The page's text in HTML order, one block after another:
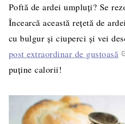
Poftă de ardei umpluți? Se
Încearcă această rețetă de
cu bulgur și ciuperci și vei
post extraordinar de gustoasă
puține calorii!